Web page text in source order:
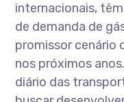
internacionais,
de demanda de
promissor cenário
nos próximos
diário das